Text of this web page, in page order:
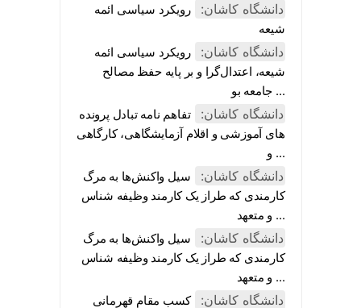
دانشگاه کاشان:
رویکرد سیاسی ائمه
شیعه
دانشگاه کاشان:
رویکرد سیاسی ائمه
شیعه، اعتدال‌گرا و بر پایه حفظ مصالح
جامعه بو ...
دانشگاه کاشان:
تفاهم نامه تبادل پرونده‌
های آموزشی و اقلام آزمایشگاهی، کارگاهی
و ...
دانشگاه کاشان:
سیل واکنش‌ها به مرگ
کارمندی که طراز یک کارمند وظیفه شناس
و متعهد ...
دانشگاه کاشان:
سیل واکنش‌ها به مرگ
کارمندی که طراز یک کارمند وظیفه شناس
و متعهد ...
دانشگاه کاشان:
کسب مقام قهرمانی